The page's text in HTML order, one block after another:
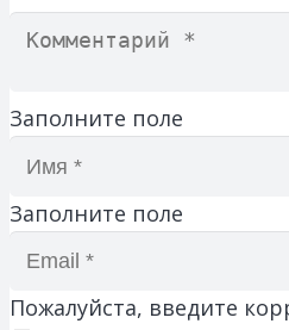
Заполните поле
Заполните поле
Пожалуйста, введите